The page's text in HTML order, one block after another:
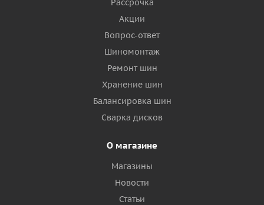
Рассрочка
Акции
Вопрос-ответ
Шиномонтаж
Ремонт шин
Хранение шин
Балансировка шин
Сварка дисков
О магазине
Магазины
Новости
Статьи